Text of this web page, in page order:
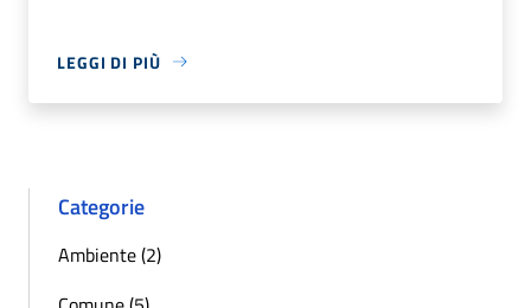
LEGGI DI PIÙ
Categorie
Ambiente (2)